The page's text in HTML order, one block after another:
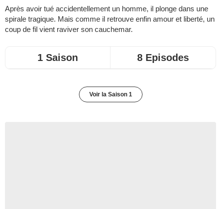
Après avoir tué accidentellement un homme, il plonge dans une
spirale tragique. Mais comme il retrouve enfin amour et liberté, un
coup de fil vient raviver son cauchemar.
1 Saison 8 Episodes
Voir la Saison 1